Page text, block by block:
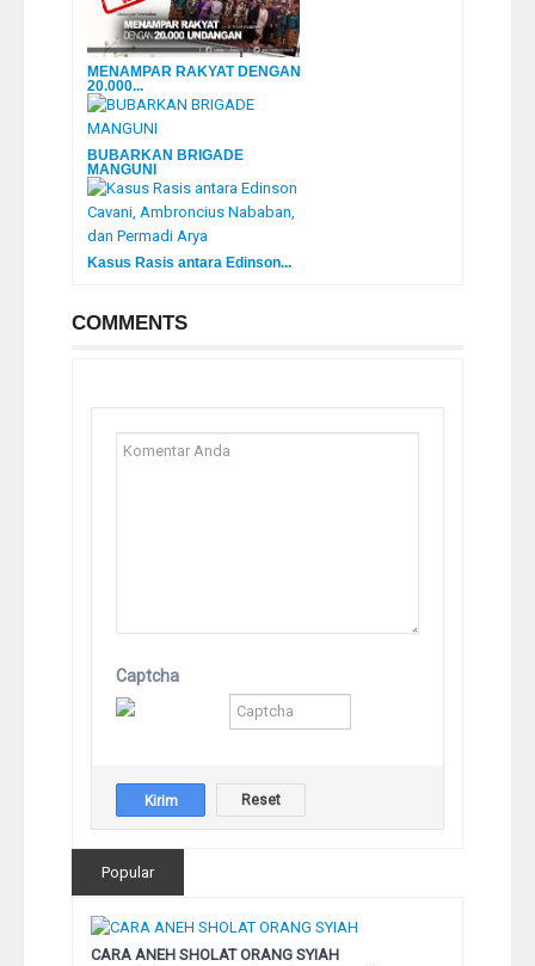
MENAMPAR RAKYAT DENGAN
20.000...
BUBARKAN BRIGADE
MANGUNI
Kasus Rasis antara Edinson...
COMMENTS
Captcha
Popular
CARA ANEH SHOLAT ORANG SYIAH